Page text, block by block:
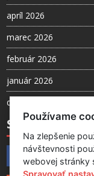
apríl 2026
marec 2026
február 2026
január 2026
december 2025
SLEDUJTE NÁS
Facebook
Používame
Na zlepšenie
návštevnosti
webovej stránky
Spravovať